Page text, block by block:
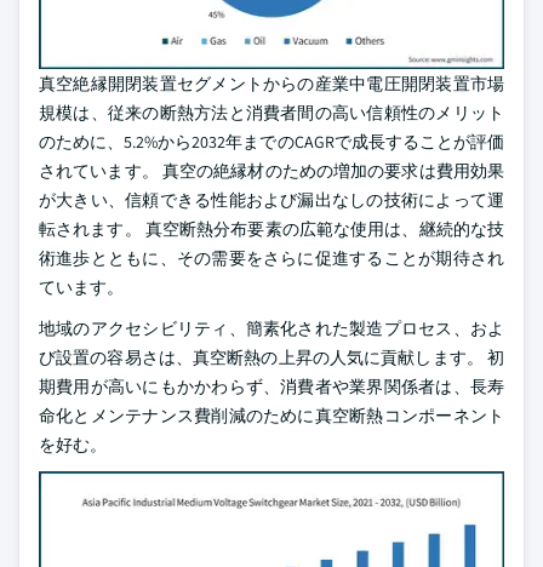
真空絶縁開閉装置セグメントからの産業中電圧開閉装置市場
規模は、従来の断熱方法と消費者間の高い信頼性のメリット
のために、5.2%から2032年までのCAGRで成長することが評価
されています。 真空の絶縁材のための増加の要求は費用効果
が大きい、信頼できる性能および漏出なしの技術によって運
転されます。 真空断熱分布要素の広範な使用は、継続的な技
術進歩とともに、その需要をさらに促進することが期待され
ています。
地域のアクセシビリティ、簡素化された製造プロセス、およ
び設置の容易さは、真空断熱の上昇の人気に貢献します。 初
期費用が高いにもかかわらず、消費者や業界関係者は、長寿
命化とメンテナンス費削減のために真空断熱コンポーネント
を好む。